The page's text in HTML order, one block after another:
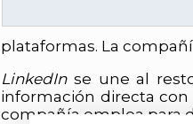
plataformas. La
LinkedInse une al
información directa
compañía emplea para